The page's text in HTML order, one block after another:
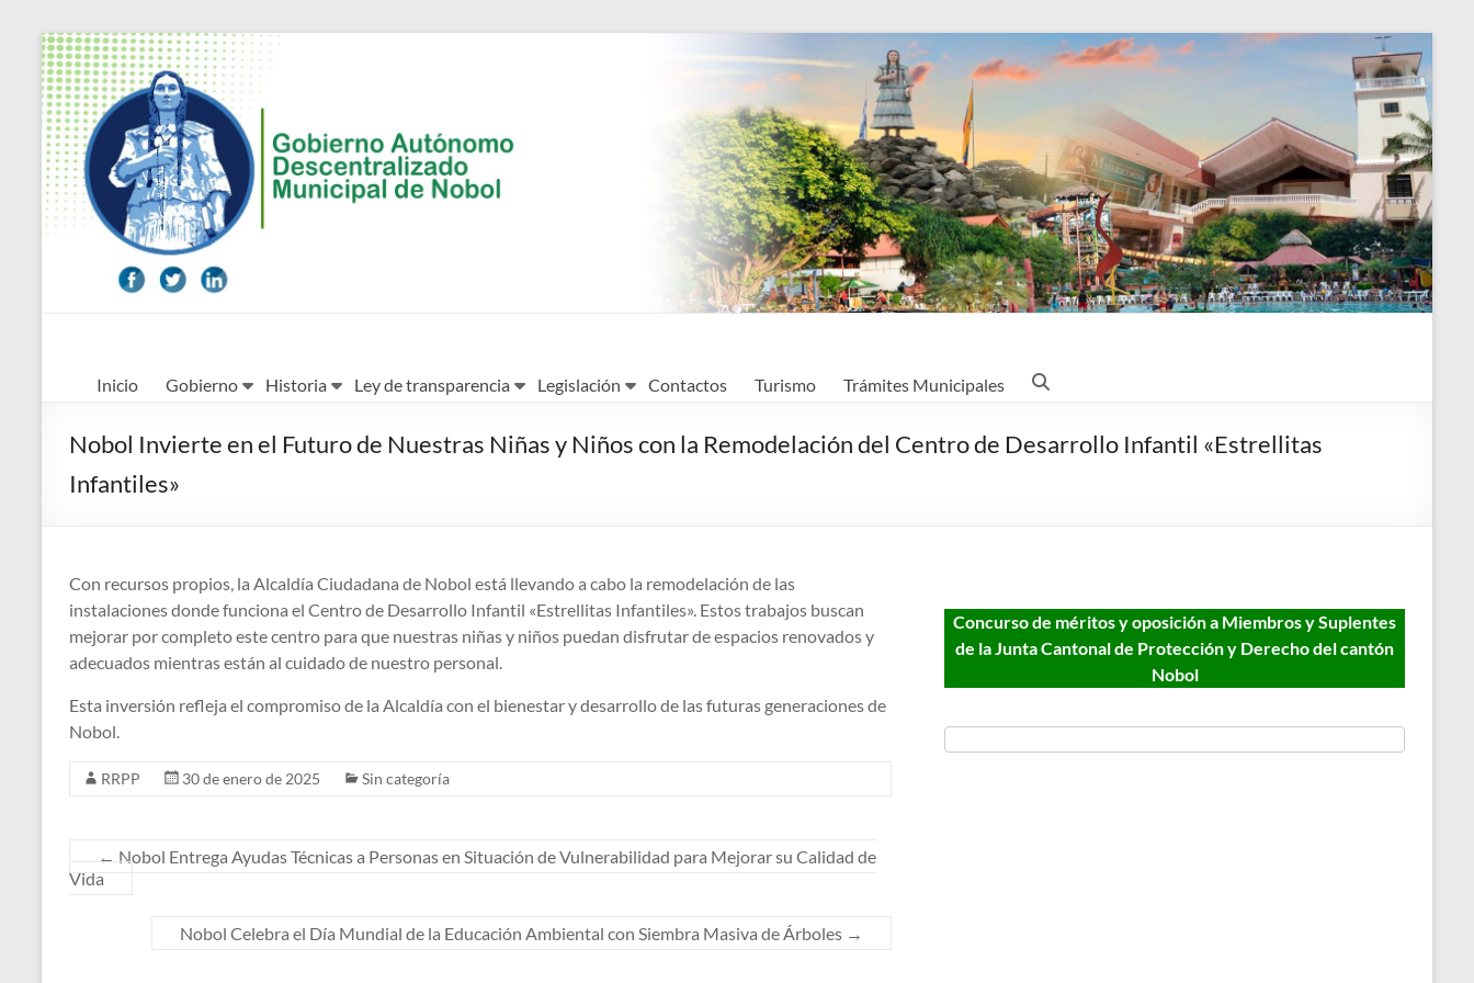
Saltar
al
contenido
Ciudadana
de
Nobol
Inicio Gobierno Historia Ley de transparencia Legislación Contactos Turismo Trámites Municipales
Nobol Invierte en el Futuro de Nuestras Niñas y Niños con la Remodelación del Centro de Desarrollo Infantil «Estrellitas
Infantiles»
Con recursos propios, la Alcaldía Ciudadana de Nobol está llevando a cabo la remodelación de las
instalaciones donde funciona el Centro de Desarrollo Infantil «Estrellitas Infantiles». Estos trabajos buscan
mejorar por completo este centro para que nuestras niñas y niños puedan disfrutar de espacios renovados y
adecuados mientras están al cuidado de nuestro personal.
Esta inversión refleja el compromiso de la Alcaldía con el bienestar y desarrollo de las futuras generaciones de
Nobol.
RRPP 30 de enero de 2025 Sin categoría
← Nobol Entrega Ayudas Técnicas a Personas en Situación de Vulnerabilidad para Mejorar su Calidad de
Vida
Nobol Celebra el Día Mundial de la Educación Ambiental con Siembra Masiva de Árboles →
Concurso de méritos y oposición a Miembros y Suplentes
de la Junta Cantonal de Protección y Derecho del cantón
Nobol